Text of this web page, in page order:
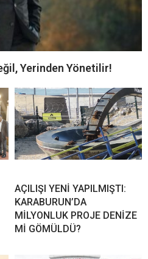
Yerinden Yönetilir!
AÇILIŞI YENİ YAPILMIŞTI:
KARABURUN’DA
MİLYONLUK PROJE DENİZE
Mİ GÖMÜLDÜ?